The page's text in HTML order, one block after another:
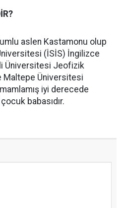
aslen Kastamonu olup
(İSİS) İngilizce
Üniversitesi Jeofizik
Maltepe Üniversitesi
iyi derecede
babasıdır.